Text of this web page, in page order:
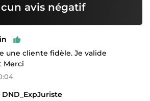
avis négatif
une cliente fidèle. Je valide
Merci